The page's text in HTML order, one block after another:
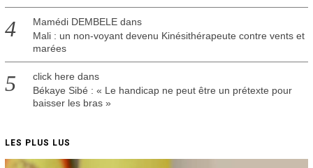
Mamédi DEMBELEdans
Mali : un non-voyant devenu Kinésithérapeute contre vents et
marées
click here dans
Békaye Sibé : « Le handicap ne peut être un prétexte pour
baisser les bras »
LES PLUS LUS